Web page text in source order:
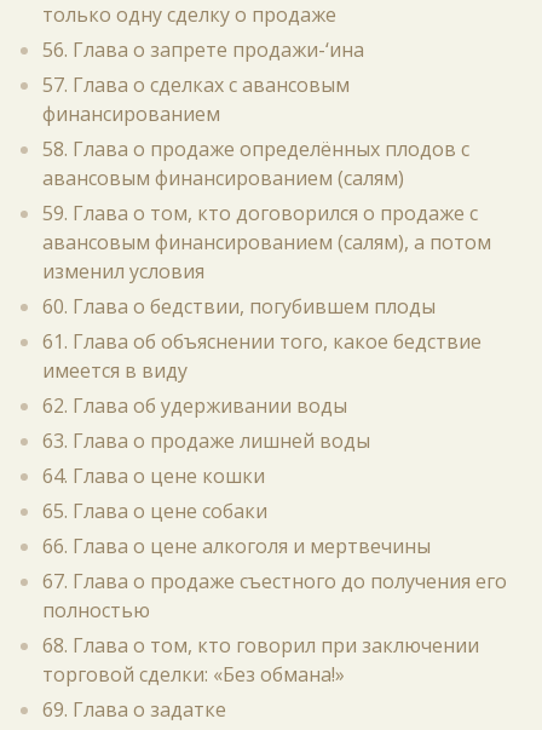
только одну сделку о продаже
56. Глава о запрете продажи-‘ина
57. Глава о сделках с авансовым
финансированием
58. Глава о продаже определённых плодов с
авансовым финансированием (салям)
59. Глава о том, кто договорился о продаже с
авансовым финансированием (салям), а потом
изменил условия
60. Глава о бедствии, погубившем плоды
61. Глава об объяснении того, какое бедствие
имеется в виду
62. Глава об удерживании воды
63. Глава о продаже лишней воды
64. Глава о цене кошки
65. Глава о цене собаки
66. Глава о цене алкоголя и мертвечины
67. Глава о продаже съестного до получения его
полностью
68. Глава о том, кто говорил при заключении
торговой сделки: «Без обмана!»
69. Глава о задатке